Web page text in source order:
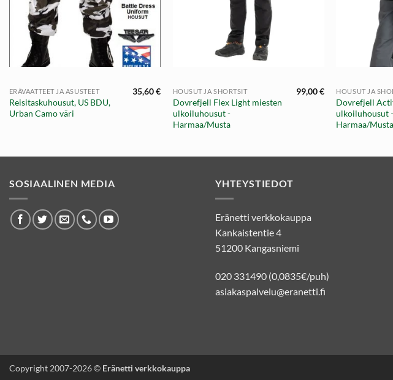
+
ERÄVAATTEET JA ASUSTEET
Reisitaskuhousut, US BDU,
Urban Camo väri
35,60€ HOUSUT JA SHORTSIT
Dovrefjell Flex Light miesten
ulkoiluhousut -
Harmaa/Musta
99,00€ HOUSUT JA
Dovrefjell
ulkoiluhousut
Harmaa/Musta
SOSIAALINEN MEDIA YHTEYSTIEDOT
Eränetti verkkokauppa
Kankaistentie 4
51200 Kangasniemi
020 331490 (0,0835€/puh)
asiakaspalvelu@eranetti.fi
Copyright 2007-2026 © Eränetti verkkokauppa